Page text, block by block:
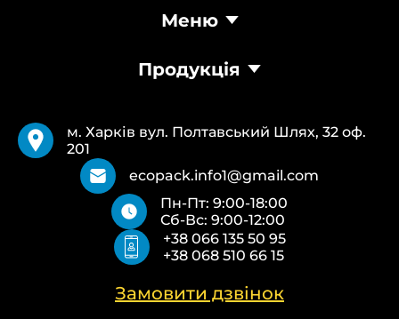
Замовити дзвінок
Меню
Продукція
Pantone
Повернення та обмін
Про нас
Політика конфіденційності
Продукція
Кур’єрські пакети
Паперові пакети Бурі
Пакети Zip-Lock (Слайдер) з логотипом
Пакети банан ПВХ
Скотч з логотипом
Пакувальні пакети ПВТ, ПНТ
Еко сумки об’ємні
Еко сумки “Майка”
Еко сумки “Банан”
м. Харків вул. Полтавський Шлях, 32 оф.
201
ecopack.info1@gmail.com
Пн-Пт: 9:00-18:00
Сб-Вс: 9:00-12:00
+38 066 135 50 95
+38 068 510 66 15